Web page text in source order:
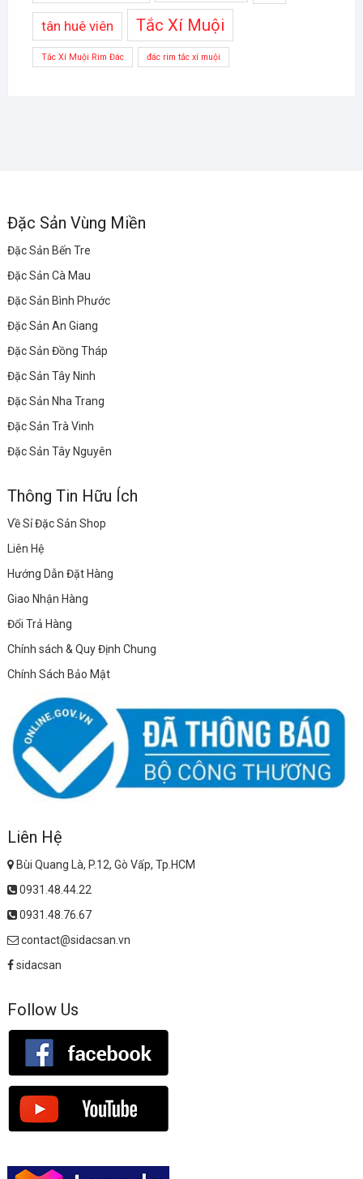
tân huê viên Tắc Xí Muội
Tắc Xí Muội Rim Đác đác rim tắc xí muội
Đặc Sản Vùng Miền
Đặc Sản Bến Tre
Đặc Sản Cà Mau
Đặc Sản Bình Phước
Đặc Sản An Giang
Đặc Sản Đồng Tháp
Đặc Sản Tây Ninh
Đặc Sản Nha Trang
Đặc Sản Trà Vinh
Đặc Sản Tây Nguyên
Thông Tin Hữu Ích
Về Sỉ Đặc Sản Shop
Liên Hệ
Hướng Dẫn Đặt Hàng
Giao Nhận Hàng
Đổi Trả Hàng
Chính sách & Quy Định Chung
Chính Sách Bảo Mật
Liên Hệ
Bùi Quang Là, P.12, Gò Vấp, Tp.HCM
0931.48.44.22
0931.48.76.67
contact@sidacsan.vn
sidacsan
Follow Us